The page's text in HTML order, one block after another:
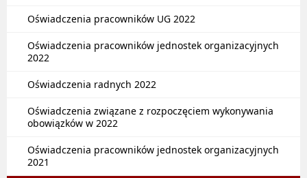
Oświadczenia pracowników UG 2022
Oświadczenia pracowników jednostek organizacyjnych
2022
Oświadczenia radnych 2022
Oświadczenia związane z rozpoczęciem wykonywania
obowiązków w 2022
Oświadczenia pracowników jednostek organizacyjnych
2021